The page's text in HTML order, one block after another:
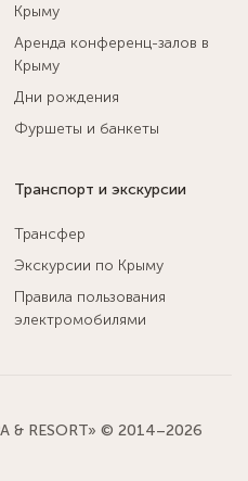
Крыму
Аренда конференц-залов в
Крыму
Дни рождения
Фуршеты и банкеты
Транспорт и экскурсии
Трансфер
Экскурсии по Крыму
Правила пользования
электромобилями
& RESORT» © 2014–2026